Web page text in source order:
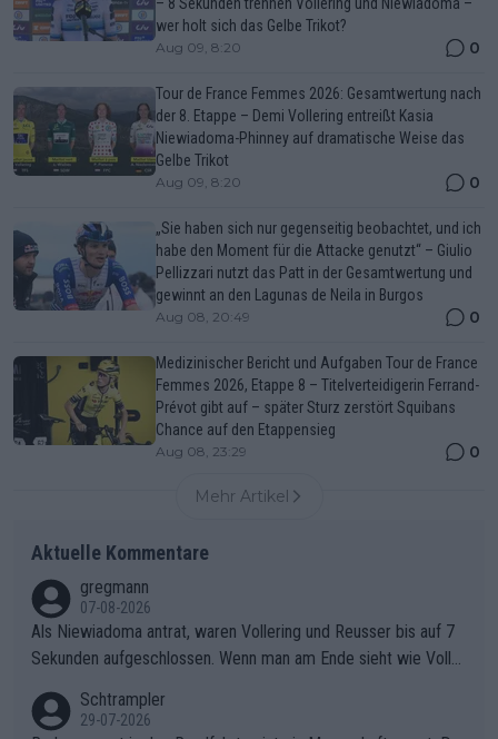
wer holt sich das Gelbe Trikot?
Aug 09, 8:20 0
Tour de France Femmes 2026: Gesamtwertung nach
der 8. Etappe – Demi Vollering entreißt Kasia
Niewiadoma-Phinney auf dramatische Weise das
Gelbe Trikot
Aug 09, 8:20 0
„Sie haben sich nur gegenseitig beobachtet, und ich
habe den Moment für die Attacke genutzt“ – Giulio
Pellizzari nutzt das Patt in der Gesamtwertung und
gewinnt an den Lagunas de Neila in Burgos
Aug 08, 20:49 0
Medizinischer Bericht und Aufgaben Tour de France
Femmes 2026, Etappe 8 – Titelverteidigerin Ferrand-
Prévot gibt auf – später Sturz zerstört Squibans
Chance auf den Etappensieg
Aug 08, 23:29 0
Mehr Artikel
Aktuelle Kommentare
gregmann
07-08-2026
Als Niewiadoma antrat, waren Vollering und Reusser bis auf 7
Sekunden aufgeschlossen. Wenn man am Ende sieht wie Voller
ering die 7 Sekunden zu Niewiadoma nicht geschlossen hat un
Schtrampler
29-07-2026